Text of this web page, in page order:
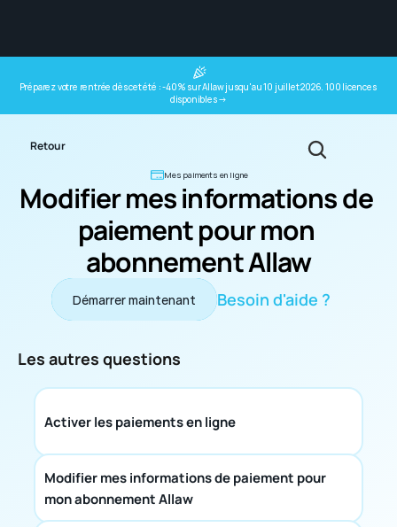
Préparez votre rentrée dès cet été : -40% sur Allaw jusqu'au 10 juillet 2026. 100 licences
disponibles →
Retour
Mes paiments en ligne
Modifier mes informations de
paiement pour mon
abonnement Allaw
Démarrer maintenant
Démarrer maintenant Besoin d'aide ?
Les autres questions
Activer les paiements en ligne
Modifier mes informations de paiement pour
mon abonnement Allaw